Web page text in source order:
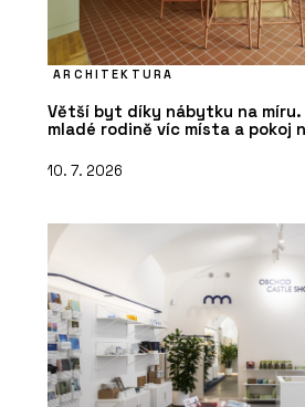
ARCHITEKTURA
Větší byt díky nábytku na
mladé rodině víc místa a pokoj
10. 7. 2026